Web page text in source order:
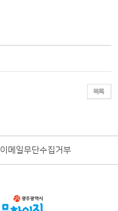
이메일무단수집거부